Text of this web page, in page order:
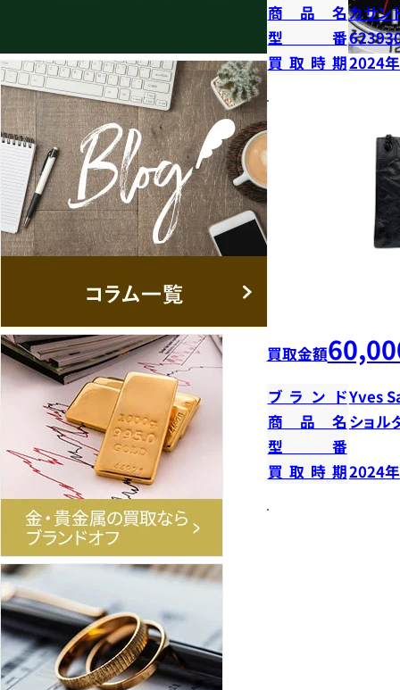
商品名カサン
型番
買取時期2024
買取金額
ブランドYves
商品名 ショル
型番
買取時期2024